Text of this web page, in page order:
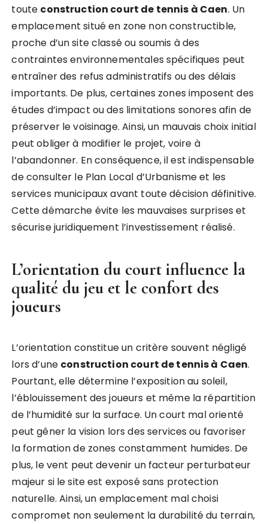
toute construction court de tennis à Caen. Un
emplacement situé en zone non constructible,
proche d’un site classé ou soumis à des
contraintes environnementales spécifiques peut
entraîner des refus administratifs ou des délais
importants. De plus, certaines zones imposent des
études d’impact ou des limitations sonores afin de
préserver le voisinage. Ainsi, un mauvais choix initial
peut obliger à modifier le projet, voire à
l’abandonner. En conséquence, il est indispensable
de consulter le Plan Local d’Urbanisme et les
services municipaux avant toute décision définitive.
Cette démarche évite les mauvaises surprises et
sécurise juridiquement l’investissement réalisé.
L’orientation du court influence la
qualité du jeu et le confort des
joueurs
L’orientation constitue un critère souvent négligé
lors d’une construction court de tennis à Caen.
Pourtant, elle détermine l’exposition au soleil,
l’éblouissement des joueurs et même la répartition
de l’humidité sur la surface. Un court mal orienté
peut gêner la vision lors des services ou favoriser
la formation de zones constamment humides. De
plus, le vent peut devenir un facteur perturbateur
majeur si le site est exposé sans protection
naturelle. Ainsi, un emplacement mal choisi
compromet non seulement la durabilité du terrain,